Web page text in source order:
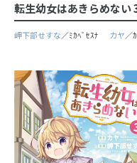
転生幼女はあきらめない
岬下部せすな／ﾐｶﾍﾞｾｽﾅ カヤ